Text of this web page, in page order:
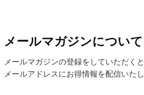
メールマガジンについて
メールマガジンの登録をしていただく
メールアドレスにお得情報を配信いたし